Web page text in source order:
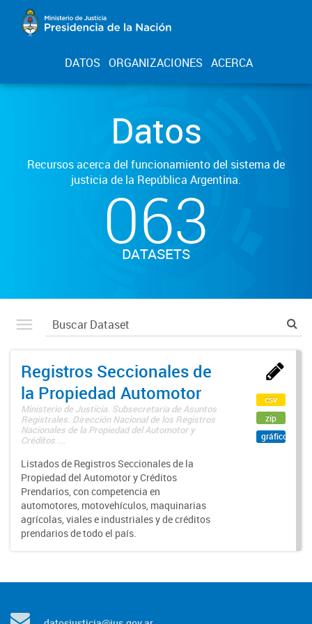
DATOS ORGANIZACIONES ACERCA
Datos
Recursos acerca del funcionamiento del sistema de
justicia de la República Argentina.
063
DATASETS
Registros Seccionales de
la Propiedad Automotor
Ministerio de Justicia. Subsecretaría de Asuntos
Registrales. Dirección Nacional de los Registros
Nacionales de la Propiedad del Automotor y
Créditos ...
Listados de Registros Seccionales de la
Propiedad del Automotor y Créditos
Prendarios, con competencia en
automotores, motovehículos, maquinarias
agrícolas, viales e industriales y de créditos
prendarios de todo el país.
csv
zip
gráfico